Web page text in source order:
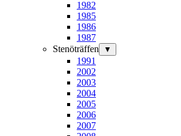
1982
1985
1986
1987
Stenöträffen
▼
1991
2002
2003
2004
2005
2006
2007